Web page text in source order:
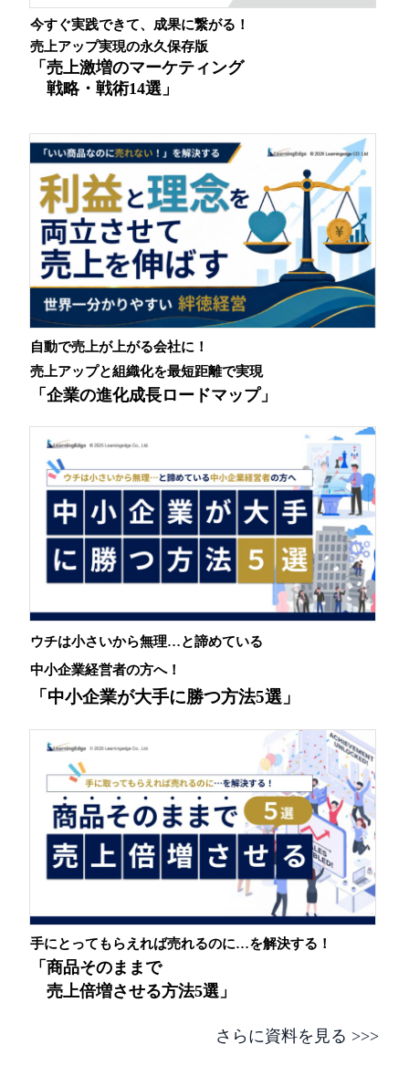
今すぐ実践できて、成果に繋がる！
売上アップ実現の永久保存版
「売上激増のマーケティング
戦略・戦術14選」
自動で売上が上がる会社に！
売上アップと組織化を最短距離で実現
「企業の進化成長ロードマップ」
ウチは小さいから無理…と諦めている
中小企業経営者の方へ！
「中小企業が大手に勝つ方法5選」
手にとってもらえれば売れるのに…を解決する！
「商品そのままで
売上倍増させる方法5選」
さらに資料を見る >>>